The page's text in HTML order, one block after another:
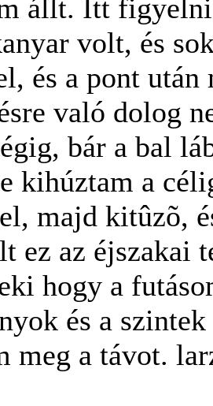
állt. Itt
volt, és
és a pont
való dolog
bár a bal
kihúztam a
majd kitûzõ,
ez az éjszakai
hogy a
és a
meg a távot.